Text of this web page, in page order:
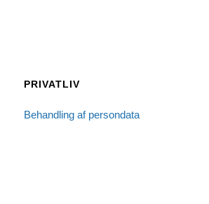
PRIVATLIV
Behandling af persondata